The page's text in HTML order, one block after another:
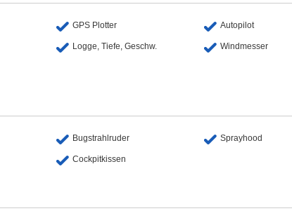
GPS Plotter Autopilot
Logge, Tiefe, Geschw. Windmesser
Bugstrahlruder Sprayhood
Cockpitkissen